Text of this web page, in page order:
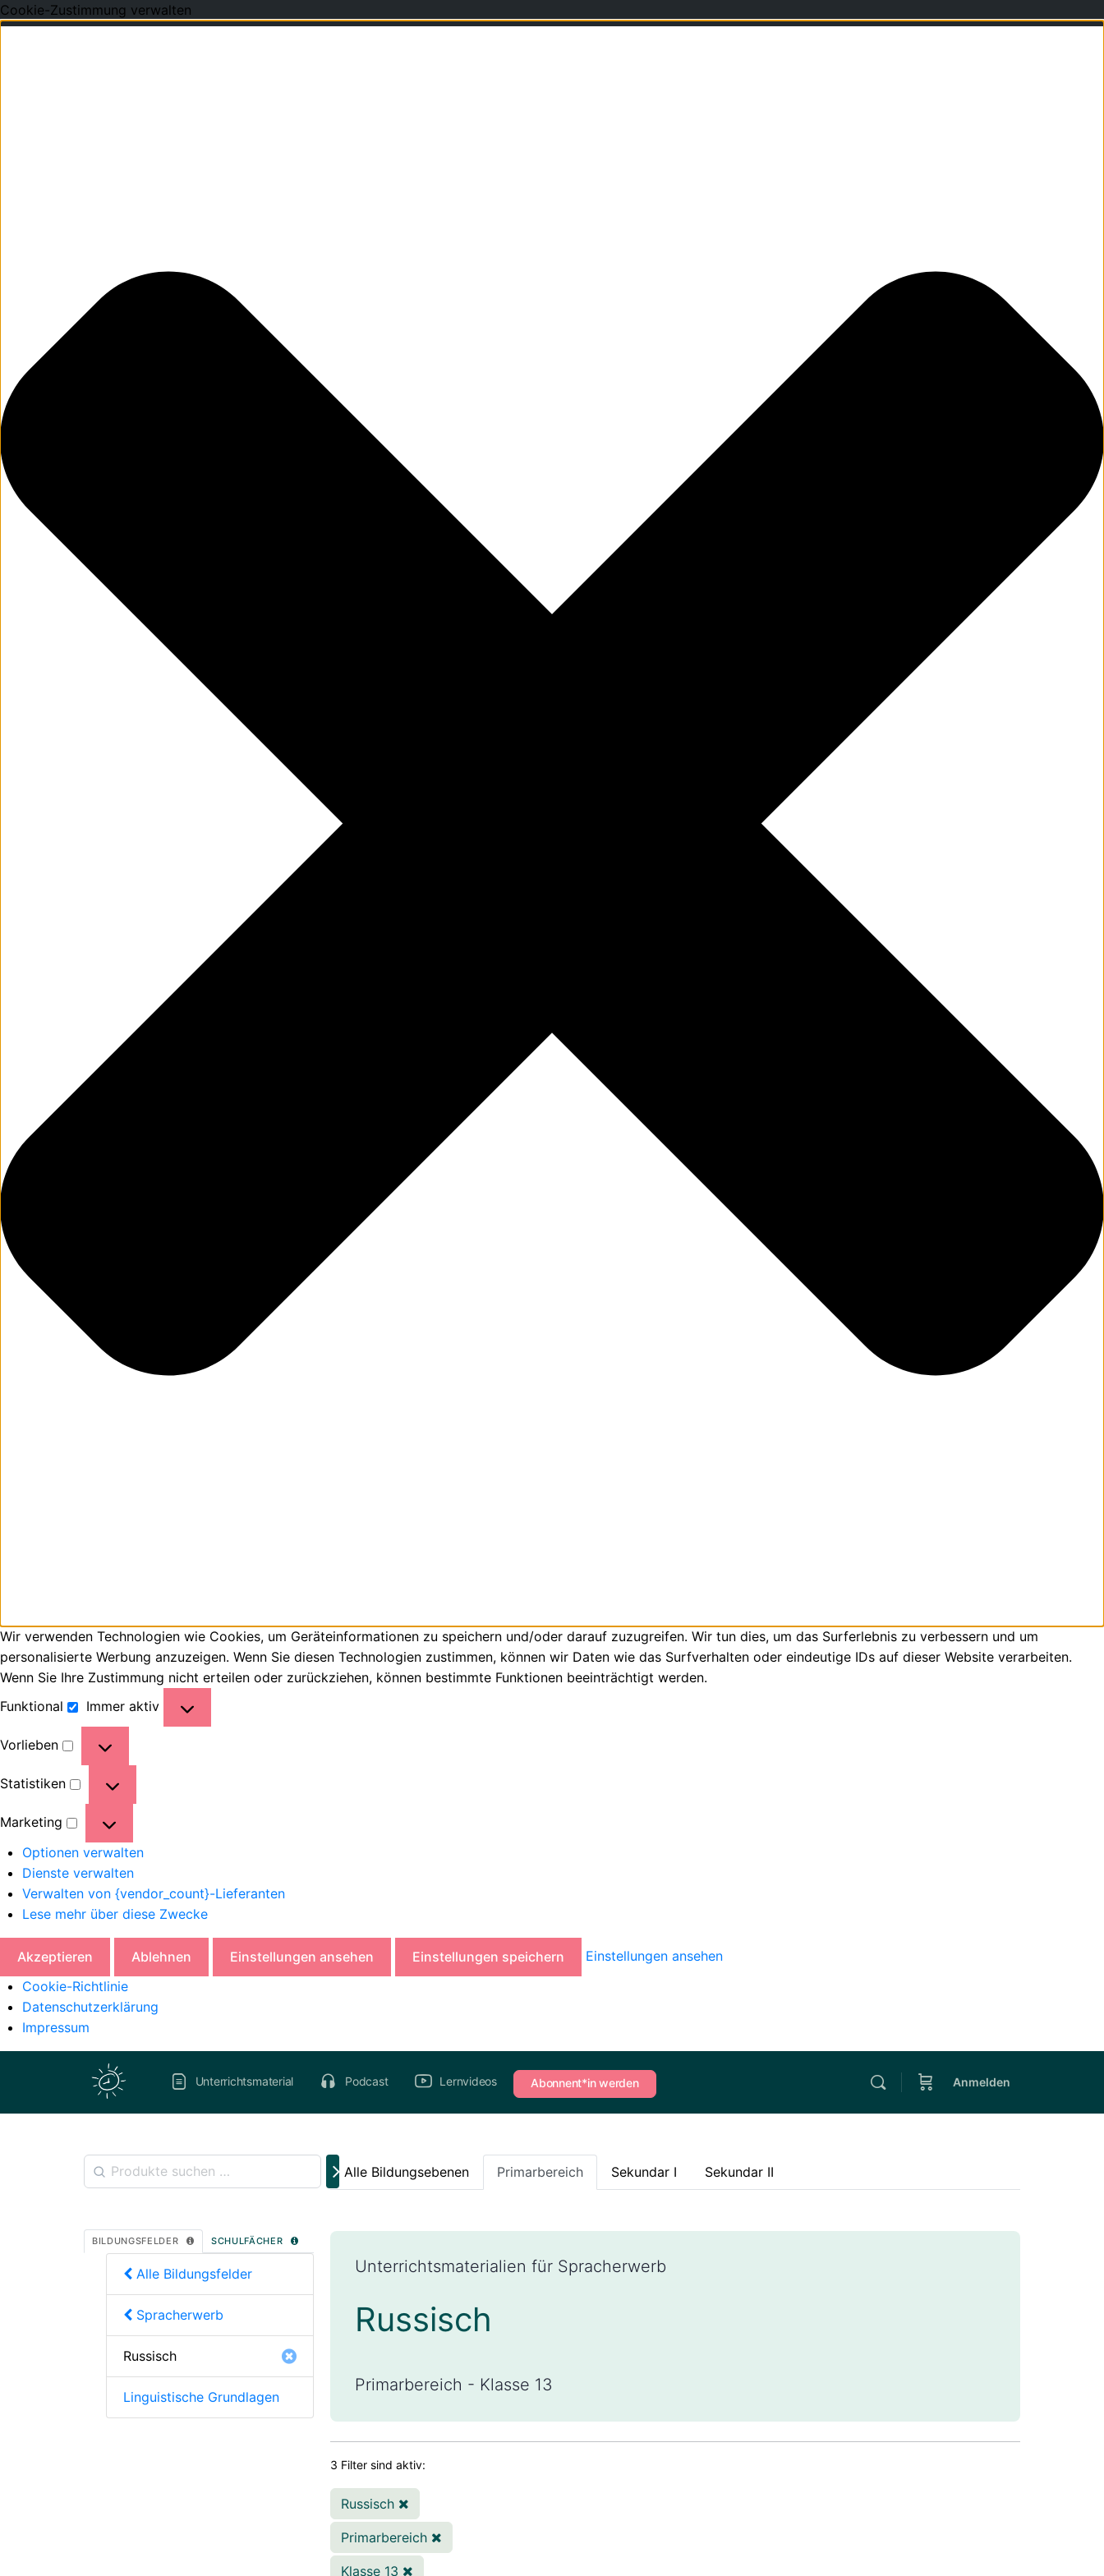
Cookie-Zustimmung verwalten
Wir verwenden Technologien wie Cookies, um Geräteinformationen zu speichern und/oder darauf zuzugreifen. Wir tun dies, um das Surferlebnis zu verbessern und um
personalisierte Werbung anzuzeigen. Wenn Sie diesen Technologien zustimmen, können wir Daten wie das Surfverhalten oder eindeutige IDs auf dieser Website verarbeiten.
Wenn Sie Ihre Zustimmung nicht erteilen oder zurückziehen, können bestimmte Funktionen beeinträchtigt werden.
Funktional
Immer aktiv
Vorlieben
Statistiken
Marketing
Optionen verwalten
Dienste verwalten
Verwalten von {vendor_count}-Lieferanten
Lese mehr über diese Zwecke
Akzeptieren Ablehnen Einstellungen ansehen Einstellungen speichern
Einstellungen ansehen
Cookie-Richtlinie
Datenschutzerklärung
Impressum
Unterrichtsmaterial Podcast Lernvideos Abonnent*in werden Anmelden
Alle Bildungsebenen Primarbereich Sekundar I Sekundar II
Unterrichtsmaterialien für Spracherwerb
Russisch
Primarbereich - Klasse 13
3 Filter sind aktiv:
Russisch
Primarbereich
Klasse 13
BILDUNGSFELDER SCHULFÄCHER
Alle Bildungsfelder
Spracherwerb
Russisch
Linguistische Grundlagen